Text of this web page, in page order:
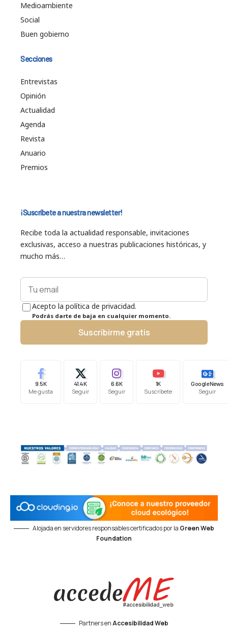
Medioambiente
Social
Buen gobierno
Secciones
Entrevistas
Opinión
Actualidad
Agenda
Revista
Anuario
Premios
¡Suscríbete a nuestra newsletter!
Recibe toda la actualidad responsable, invitaciones
exclusivas, acceso a nuestras publicaciones históricas, y
mucho más…
Acepto la política de privacidad.
Podrás darte de baja en cualquier momento.
Suscribirme gratis
9.5K
Me gusta
41.4K
Seguir
6.6K
Seguir
1K
Suscríbete
Google News
Seguir
Alojada en servidores responsables certificados por la Green Web
Foundation
Partners enAccesibilidad Web